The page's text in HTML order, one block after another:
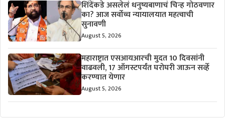
शिंदेंकडे असलेलं धनुष्यबाणाचं चिन्ह गोठवणार
का? आज सर्वोच्च न्यायालयात महत्वाची
सुनावणी
August 5, 2026
महाराष्ट्रात एसआयआरची मुदत 10 दिवसांनी
वाढवली, 17 ऑगस्टपर्यंत घरोघरी जाऊन सर्व्हे
करण्यात येणार
August 5, 2026